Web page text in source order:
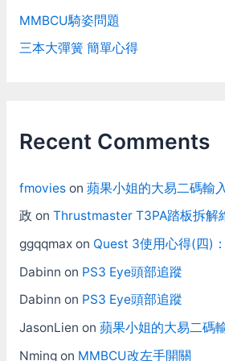
MMBCU騎姿問題
三本大彈簧 簡單心得
Recent Comments
fmovieson 蘋果小姐的大易二碼輸
政 on Thrustmaster T3PA踏板拆解
ggqqmaxon Quest 3使用心得(四)
Dabinn on PS3 Eye頭部追蹤
Dabinn on PS3 Eye頭部追蹤
JasonLien on 蘋果小姐的大易二碼
Nmingon MMBCU改左手開關